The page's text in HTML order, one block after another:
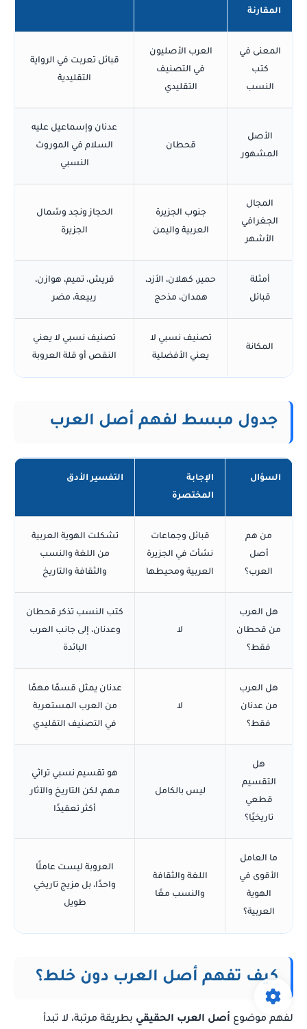
المقارنة
المعنى في
كتب
النسب
العرب الأصليون
في التصنيف
التقليدي
قبائل تعربت في الرواية
التقليدية
الأصل
المشهور
قحطان
عدنان وإسماعيل عليه
السلام في الموروث
النسبي
المجال
الجغرافي
الأشهر
جنوب الجزيرة
العربية واليمن
الحجاز ونجد وشمال
الجزيرة
أمثلة
قبائل
حمير، كهلان، الأزد،
همدان، مذحج
قريش، تميم، هوازن،
ربيعة، مضر
المكانة
تصنيف نسبي لا
يعني الأفضلية
تصنيف نسبي لا يعني
النقص أو قلة العروبة
جدول مبسط لفهم أصل العرب
السؤال
الإجابة
المختصرة
التفسير الأدق
من هم
أصل
العرب؟
قبائل وجماعات
نشأت في الجزيرة
العربية ومحيطها
تشكلت الهوية العربية
من اللغة والنسب
والثقافة والتاريخ
هل العرب
من قحطان
فقط؟
لا
كتب النسب تذكر قحطان
وعدنان، إلى جانب العرب
البائدة
هل العرب
من عدنان
فقط؟
لا
عدنان يمثل قسمًا مهمًا
من العرب المستعربة
في التصنيف التقليدي
هل
التقسيم
قطعي
تاريخيًا؟
ليس بالكامل
هو تقسيم نسبي تراثي
مهم، لكن التاريخ والآثار
أكثر تعقيدًا
ما العامل
الأقوى في
الهوية
العربية؟
اللغة والثقافة
والنسب معًا
العروبة ليست عاملًا
واحدًا، بل مزيج تاريخي
طويل
كيف تفهم أصل العرب دون خلط؟
لفهم موضوع أصل العرب الحقيقي بطريقة مرتبة، لا تبدأ